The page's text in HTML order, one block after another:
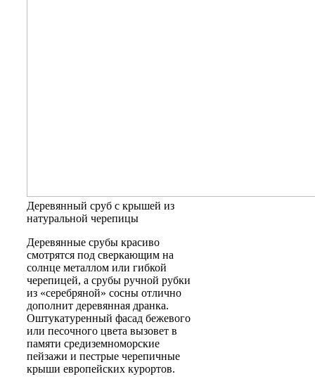
Деревянный сруб с крышей из
натуральной черепицы
Деревянные срубы красиво
смотрятся под сверкающим на
солнце металлом или гибкой
черепицей, а срубы ручной рубки
из «серебряной» сосны отлично
дополнит деревянная дранка.
Оштукатуренный фасад бежевого
или песочного цвета вызовет в
памяти средиземноморские
пейзажи и пестрые черепичные
крыши европейских курортов.